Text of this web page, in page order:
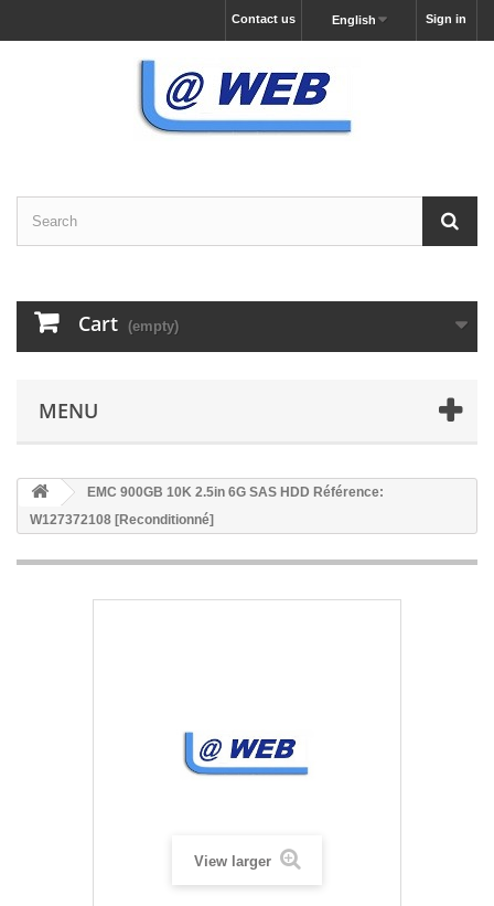
Sign in
English
Contact us
Cart (empty)
MENU
EMC 900GB 10K 2.5in 6G SAS HDD Référence:
W127372108 [Reconditionné]
View larger